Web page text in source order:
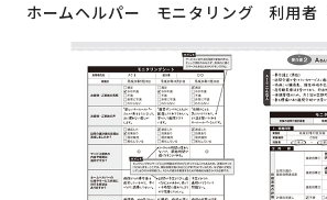
ホームヘルパー モニタリング 利用者